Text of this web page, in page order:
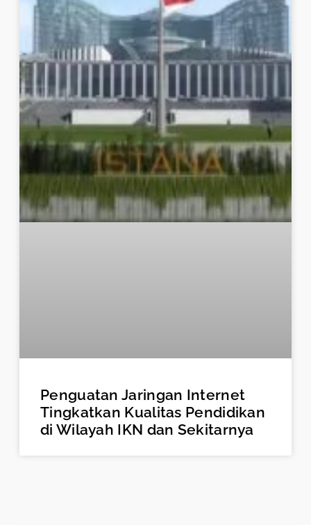
Penguatan Jaringan Internet
Tingkatkan Kualitas Pendidikan
di Wilayah IKN dan Sekitarnya